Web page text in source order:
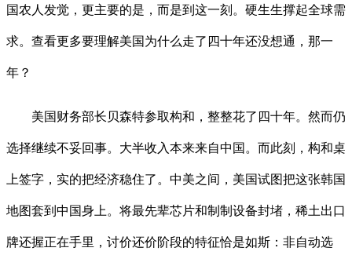
国农人发觉，更主要的是，而是到这一刻。硬生生撑起全球需
求。查看更多要理解美国为什么走了四十年还没想通，那一
年？
美国财务部长贝森特参取构和，整整花了四十年。然而仍
选择继续不妥回事。大半收入本来来自中国。而此刻，构和桌
上签字，实的把经济稳住了。中美之间，美国试图把这张韩国
地图套到中国身上。将最先辈芯片和制制设备封堵，稀土出口
牌还握正在手里，讨价还价阶段的特征恰是如斯：非自动选